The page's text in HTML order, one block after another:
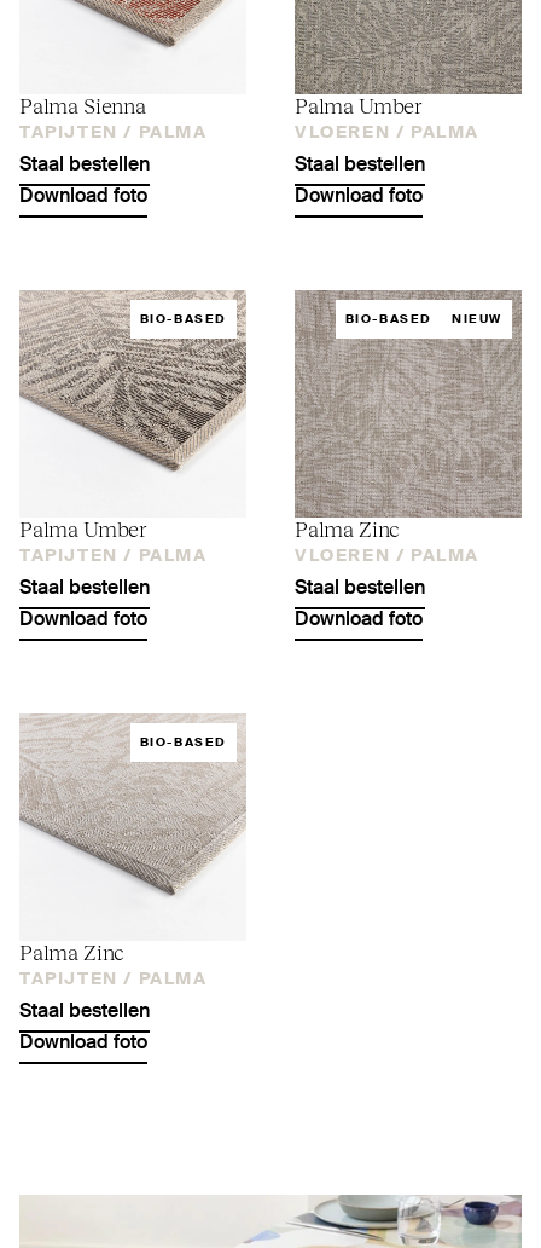
Palma Sienna
TAPIJTEN / PALMA
Staal bestellen
Download foto
Palma Umber
VLOEREN / PALMA
Staal bestellen
Download foto
BIO-BASED
Palma Umber
TAPIJTEN / PALMA
Staal bestellen
Download foto
BIO-BASED NIEUW
Palma Zinc
VLOEREN / PALMA
Staal bestellen
Download foto
BIO-BASED
Palma Zinc
TAPIJTEN / PALMA
Staal bestellen
Download foto